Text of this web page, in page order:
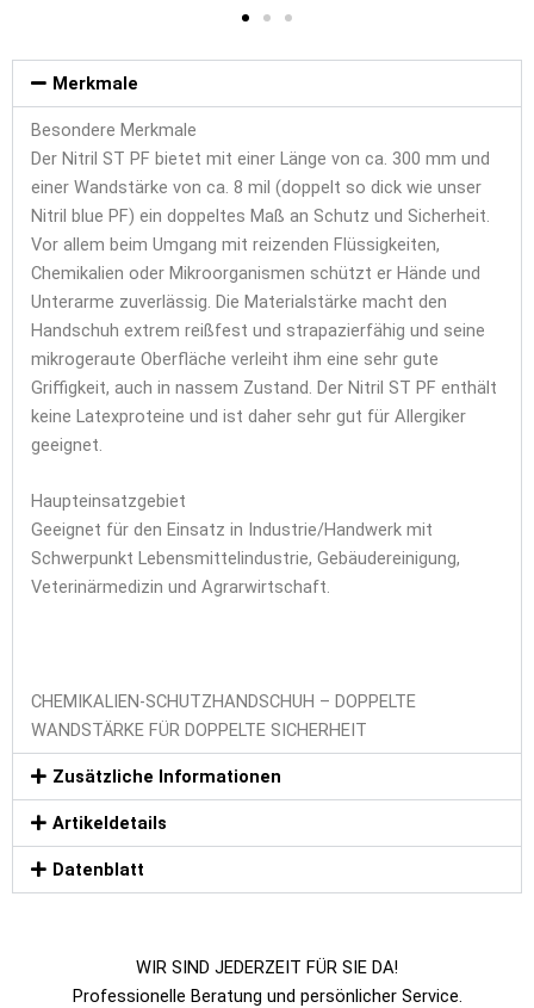
Merkmale
Besondere Merkmale
Der Nitril ST PF bietet mit einer Länge von ca. 300 mm und
einer Wandstärke von ca. 8 mil (doppelt so dick wie unser
Nitril blue PF) ein doppeltes Maß an Schutz und Sicherheit.
Vor allem beim Umgang mit reizenden Flüssigkeiten,
Chemikalien oder Mikroorganismen schützt er Hände und
Unterarme zuverlässig. Die Materialstärke macht den
Handschuh extrem reißfest und strapazierfähig und seine
mikrogeraute Oberfläche verleiht ihm eine sehr gute
Griffigkeit, auch in nassem Zustand. Der Nitril ST PF enthält
keine Latexproteine und ist daher sehr gut für Allergiker
geeignet.
Haupteinsatzgebiet
Geeignet für den Einsatz in Industrie/Handwerk mit
Schwerpunkt Lebensmittelindustrie, Gebäudereinigung,
Veterinärmedizin und Agrarwirtschaft.
CHEMIKALIEN-SCHUTZHANDSCHUH – DOPPELTE
WANDSTÄRKE FÜR DOPPELTE SICHERHEIT
Zusätzliche Informationen
Artikeldetails
Datenblatt
WIR SIND JEDERZEIT FÜR SIE DA!
Professionelle Beratung und persönlicher Service.